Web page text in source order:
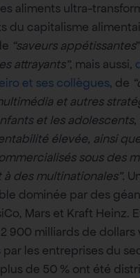
aliments ultra-
du capitalisme
“saveurs appétissantes
attrayants”, mais aussi,
et ses collègues, de
et autres
et les
élevée, ainsi
sous des
des multinationales”.
dominée par des
Mars et Kraft Heinz.
2 900 milliards de dollars
par les entreprises du
de 50 % ont été